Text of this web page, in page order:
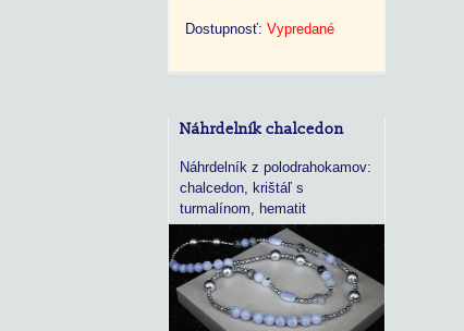
Dostupnosť: Vypredané
Náhrdelník chalcedon
Náhrdelník z polodrahokamov:
chalcedon, krištáľ s
turmalínom, hematit